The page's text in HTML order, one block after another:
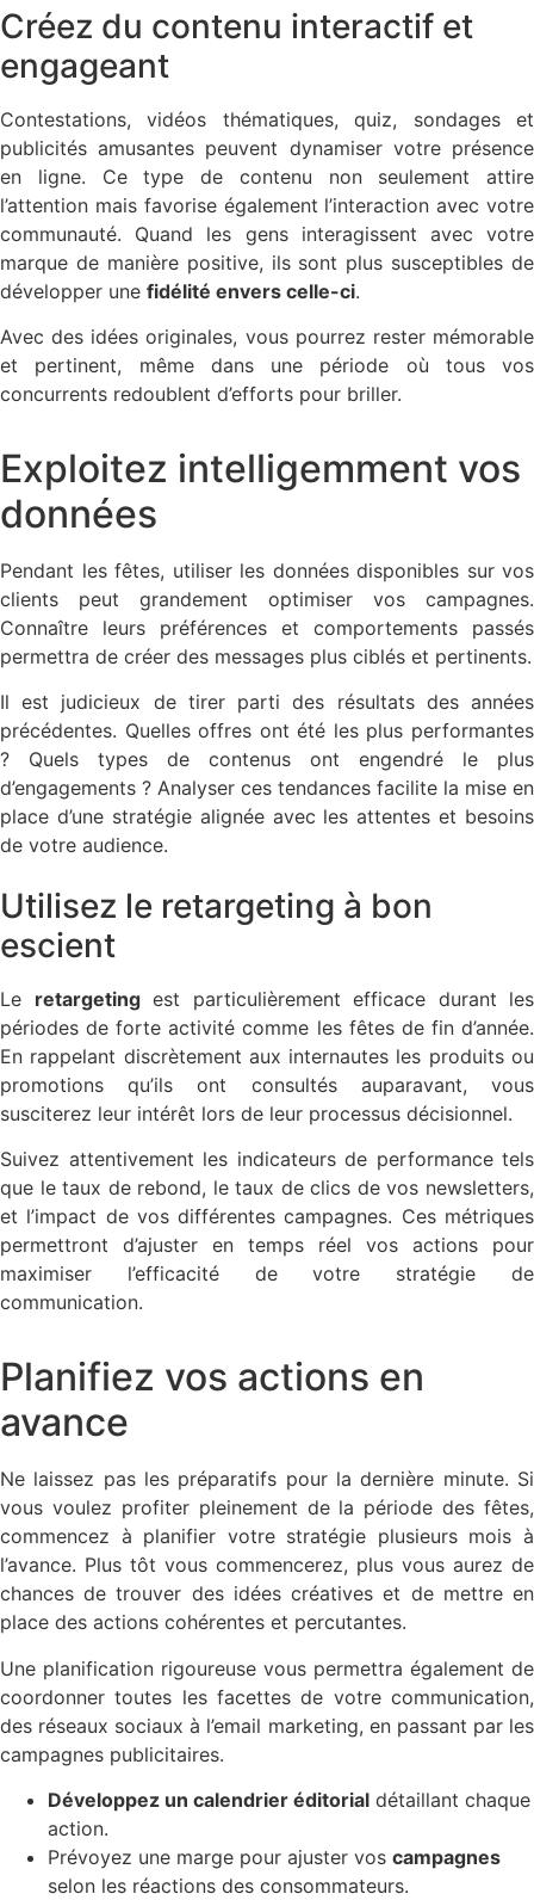
Créez du contenu interactif et
engageant
Contestations, vidéos thématiques, quiz, sondages et
publicités amusantes peuvent dynamiser votre présence
en ligne. Ce type de contenu non seulement attire
l’attention mais favorise également l’interaction avec votre
communauté. Quand les gens interagissent avec votre
marque de manière positive, ils sont plus susceptibles de
développer une fidélité envers celle-ci.
Avec des idées originales, vous pourrez rester mémorable
et pertinent, même dans une période où tous vos
concurrents redoublent d’efforts pour briller.
Exploitez intelligemment vos
données
Pendant les fêtes, utiliser les données disponibles sur vos
clients peut grandement optimiser vos campagnes.
Connaître leurs préférences et comportements passés
permettra de créer des messages plus ciblés et pertinents.
Il est judicieux de tirer parti des résultats des années
précédentes. Quelles offres ont été les plus performantes
? Quels types de contenus ont engendré le plus
d’engagements ? Analyser ces tendances facilite la mise en
place d’une stratégie alignée avec les attentes et besoins
de votre audience.
Utilisez le retargeting à bon
escient
Le retargetingest particulièrement efficace durant les
périodes de forte activité comme les fêtes de fin d’année.
En rappelant discrètement aux internautes les produits ou
promotions qu’ils ont consultés auparavant, vous
susciterez leur intérêt lors de leur processus décisionnel.
Suivez attentivement les indicateurs de performance tels
que le taux de rebond, le taux de clics de vos newsletters,
et l’impact de vos différentes campagnes. Ces métriques
permettront d’ajuster en temps réel vos actions pour
maximiser l’efficacité de votre stratégie de
communication.
Planifiez vos actions en
avance
Ne laissez pas les préparatifs pour la dernière minute. Si
vous voulez profiter pleinement de la période des fêtes,
commencez à planifier votre stratégie plusieurs mois à
l’avance. Plus tôt vous commencerez, plus vous aurez de
chances de trouver des idées créatives et de mettre en
place des actions cohérentes et percutantes.
Une planification rigoureuse vous permettra également de
coordonner toutes les facettes de votre communication,
des réseaux sociaux à l’email marketing, en passant par les
campagnes publicitaires.
Développez un calendrier éditorial détaillant chaque
action.
Prévoyez une marge pour ajuster vos campagnes
selon les réactions des consommateurs.